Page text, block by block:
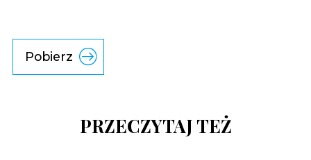
Pobierz
PRZECZYTAJ TEŻ